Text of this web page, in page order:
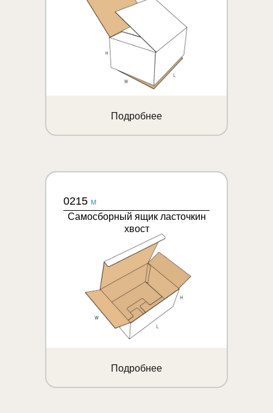
Подробнее
0215 M
Самосборный ящик ласточкин
хвост
Подробнее